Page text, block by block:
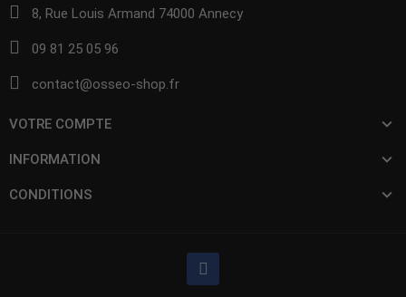
8, Rue Louis Armand 74000 Annecy
09 81 25 05 96
contact@osseo-shop.fr
VOTRE COMPTE
INFORMATION
CONDITIONS